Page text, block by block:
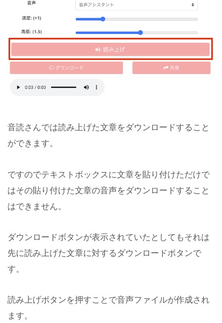
音読さんでは読み上げた文章をダウンロードすること
ができます。
ですのでテキストボックスに文章を貼り付けただけで
はその貼り付けた文章の音声をダウンロードすること
はできません。
ダウンロードボタンが表示されていたとしてもそれは
先に読み上げた文章に対するダウンロードボタンで
す。
読み上げボタンを押すことで音声ファイルが作成され
ます。